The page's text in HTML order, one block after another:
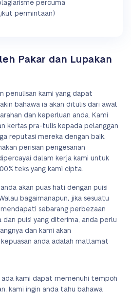
percuma
permintaan)
Pakar dan Lupakan
penulisan kami yang dapat
bahawa ia akan ditulis dari awal
dan keperluan anda. Kami
kertas pra-tulis kepada pelanggan
reputasi mereka dengan baik.
perisian pengesanan
dalam kerja kami untuk
teks yang kami cipta.
akan puas hati dengan puisi
bagaimanapun, jika sesuatu
sebarang perbezaan
dan puisi yang diterima, anda perlu
dan kami akan
anda adalah matlamat
ada kami dapat memenuhi tempoh
kami ingin anda tahu bahawa